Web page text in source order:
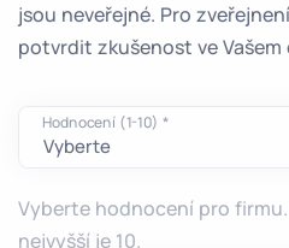
jsou neveřejné. Pro
potvrdit zkušenost ve Vašem
Hodnocení (1-10) *
Vyberte hodnocení pro
nejvyšší je 10.